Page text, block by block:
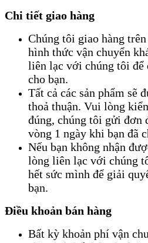
Chi tiết giao hàng
Chúng tôi giao hàng
hình thức vận chuyển
liên lạc với chúng tôi để
cho bạn.
Tất cả các sản phẩm sẽ
thoả thuận. Vui lòng
đúng, chúng tôi gửi đơn
vòng 1 ngày khi bạn đã
Nếu bạn không nhận
lòng liên lạc với chúng
hết sức mình để giải
bạn.
Điều khoản bán hàng
Bất kỳ khoản phí vận